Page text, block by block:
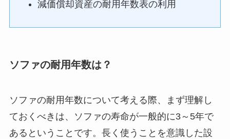
減価償却資産の耐用年数表の利用
ソファの耐用年数は？
ソファの耐用年数について考える際、まず理解し
ておくべきは、ソファの寿命が一般的に3～5年で
あるということです。長く使うことを意識した設